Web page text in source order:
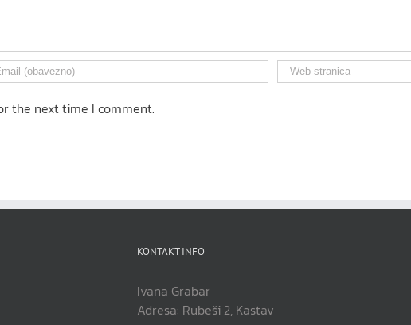
the next time I comment.
KONTAKT INFO
Ivana Grabar
Adresa: Rubeši 2, Kastav